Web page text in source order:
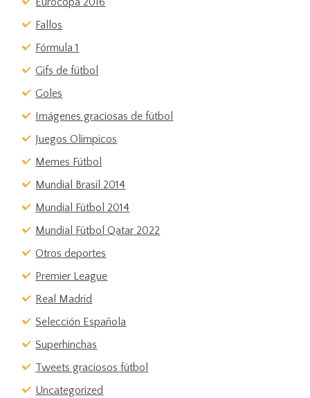
Fallos
Fórmula 1
Gifs de fútbol
Goles
Imágenes graciosas de fútbol
Juegos Olímpicos
Memes Fútbol
Mundial Brasil 2014
Mundial Fútbol 2014
Mundial Fútbol Qatar 2022
Otros deportes
Premier League
Real Madrid
Selección Española
Superhinchas
Tweets graciosos fútbol
Uncategorized